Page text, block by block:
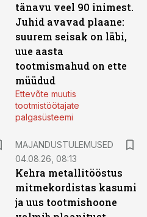
tänavu veel 90 inimest.
Juhid avavad plaane:
suurem seisak on läbi,
uue aasta
tootmismahud on ette
müüdud
Ettevõte muutis
tootmistöötajate
palgasüsteemi
MAJANDUSTULEMUSED
04.08.26, 08:13
Kehra metallitööstus
mitmekordistas kasumi
ja uus tootmishoone